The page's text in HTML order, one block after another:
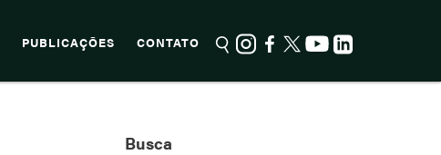
PUBLICAÇÕES CONTATO
Busca